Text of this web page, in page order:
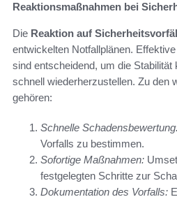
Reaktionsmaßnahmen bei
Die Reaktion auf
entwickelten Notfallplänen.
sind entscheidend, um die
schnell wiederherzustellen. Zu den
gehören:
Schnelle
Vorfalls zu bestimmen.
Sofortige Maßnahmen:
festgelegten Schritte zur
Dokumentation des Vorfalls: